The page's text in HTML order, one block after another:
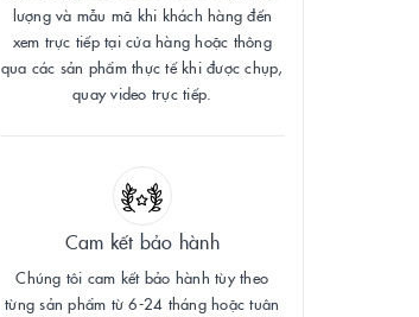
lượng và mẫu mã khi khách hàng đến
xem trực tiếp tại cửa hàng hoặc thông
qua các sản phẩm thực tế khi được chụp,
quay video trực tiếp.
Cam kết bảo hành
Chúng tôi cam kết bảo hành tùy theo
từng sản phẩm từ 6-24 tháng hoặc tuân